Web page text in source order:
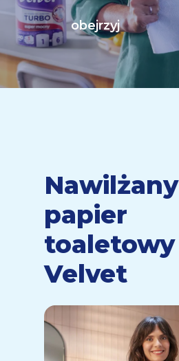
obejrzyj
Nawilżany
papier
toaletowy
Velvet